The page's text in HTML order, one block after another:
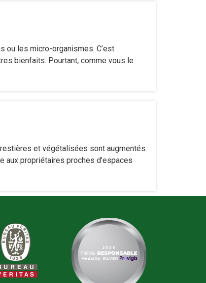
ou les micro-organismes. C’est
bienfaits. Pourtant, comme vous le
et végétalisées sont augmentés.
aux propriétaires proches d’espaces